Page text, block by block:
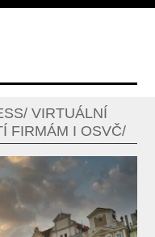
VIRTUÁLNÍ
FIRMÁM I OSVČ